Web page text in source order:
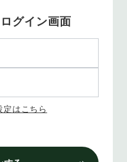
グイン画面
定はこちら